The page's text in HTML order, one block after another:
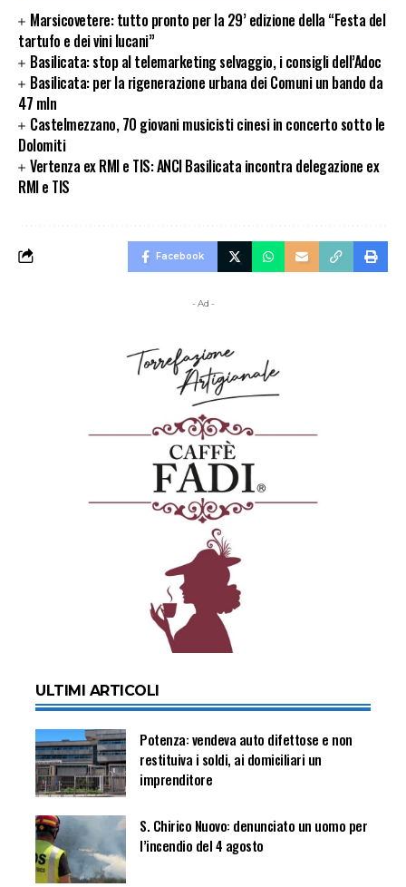
Marsicovetere: tutto pronto per la 29’ edizione della “Festa del
tartufo e dei vini lucani”
Basilicata: stop al telemarketing selvaggio, i consigli dell’Adoc
Basilicata: per la rigenerazione urbana dei Comuni un bando da
47 mln
Castelmezzano, 70 giovani musicisti cinesi in concerto sotto le
Dolomiti
Vertenza ex RMI e TIS: ANCI Basilicata incontra delegazione ex
RMI e TIS
Facebook
- Ad -
ULTIMI ARTICOLI
Potenza: vendeva auto difettose e non
restituiva i soldi, ai domiciliari un
imprenditore
S. Chirico Nuovo: denunciato un uomo per
l’incendio del 4 agosto